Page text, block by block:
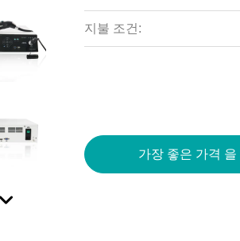
지불 조건:
가장 좋은 가격